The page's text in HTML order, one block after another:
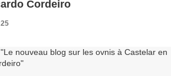
Cordeiro